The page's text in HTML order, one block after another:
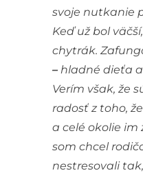
svoje nutkanie
Keď už bol
chytrák.
– hladné dieťa
Verím však, že
radosť z toho,
a celé okolie im
som chcel
nestresovali